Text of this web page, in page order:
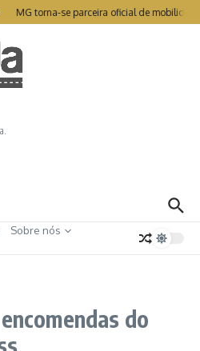
MG torna-se parceira oficial de mobilidade
Sobre nós
do